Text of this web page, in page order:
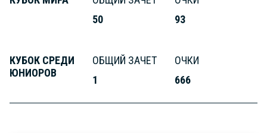
50
93
КУБОК СРЕДИ
ЮНИОРОВ
ОБЩИЙ ЗАЧЕТ
1
ОЧКИ
666